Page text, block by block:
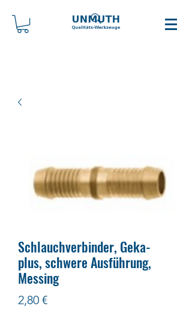
Schlauchverbinder, Geka-
plus, schwere Ausführung,
Messing
2,80 €Preis